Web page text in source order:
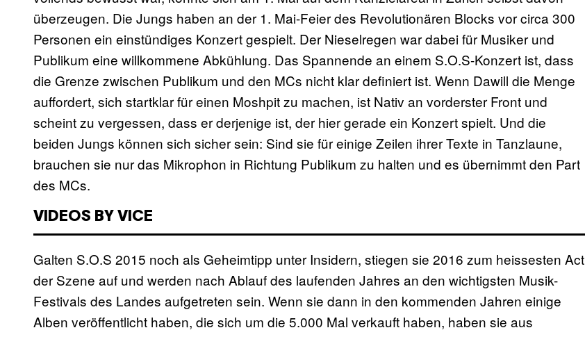
überzeugen. Die Jungs haben an der 1. Mai-Feier des Revolutionären Blocks vor circa 300
Personen ein einstündiges Konzert gespielt. Der Nieselregen war dabei für Musiker und
Publikum eine willkommene Abkühlung. Das Spannende an einem S.O.S-Konzert ist, dass
die Grenze zwischen Publikum und den MCs nicht klar definiert ist. Wenn Dawill die Menge
auffordert, sich startklar für einen Moshpit zu machen, ist Nativ an vorderster Front und
scheint zu vergessen, dass er derjenige ist, der hier gerade ein Konzert spielt. Und die
beiden Jungs können sich sicher sein: Sind sie für einige Zeilen ihrer Texte in Tanzlaune,
brauchen sie nur das Mikrophon in Richtung Publikum zu halten und es übernimmt den Part
des MCs.
VIDEOS BY VICE
Galten S.O.S 2015 noch als Geheimtipp unter Insidern, stiegen sie 2016 zum heissesten Act
der Szene auf und werden nach Ablauf des laufenden Jahres an den wichtigsten Musik-
Festivals des Landes aufgetreten sein. Wenn sie dann in den kommenden Jahren einige
Alben veröffentlicht haben, die sich um die 5.000 Mal verkauft haben, haben sie aus